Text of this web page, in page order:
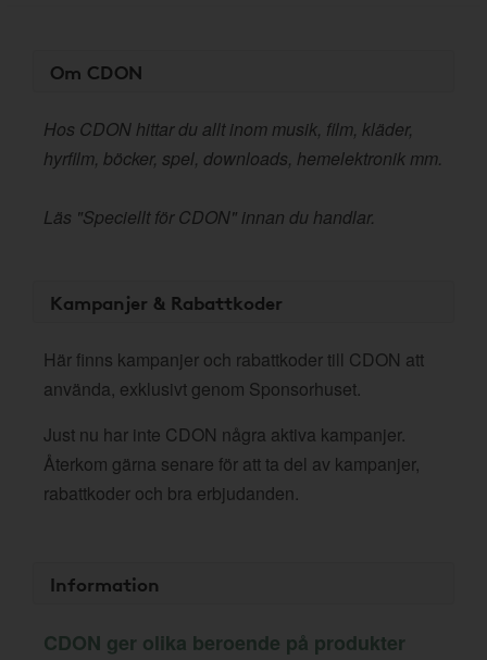
Om CDON
Hos CDON hittar du allt inom musik, film, kläder,
hyrfilm, böcker, spel, downloads, hemelektronik mm.
Läs "Speciellt för CDON" innan du handlar.
Kampanjer & Rabattkoder
Här finns kampanjer och rabattkoder till CDON att
använda, exklusivt genom Sponsorhuset.
Just nu har inte CDON några aktiva kampanjer.
Återkom gärna senare för att ta del av kampanjer,
rabattkoder och bra erbjudanden.
Information
CDON ger olika beroende på produkter